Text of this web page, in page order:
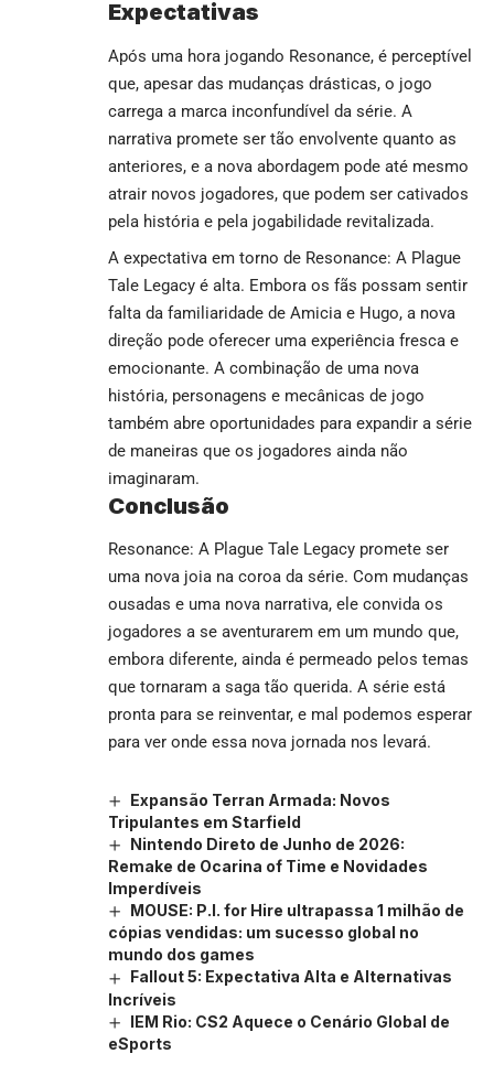
Expectativas
Após uma hora jogando Resonance, é perceptível
que, apesar das mudanças drásticas, o jogo
carrega a marca inconfundível da série. A
narrativa promete ser tão envolvente quanto as
anteriores, e a nova abordagem pode até mesmo
atrair novos jogadores, que podem ser cativados
pela história e pela jogabilidade revitalizada.
A expectativa em torno de Resonance: A Plague
Tale Legacy é alta. Embora os fãs possam sentir
falta da familiaridade de Amicia e Hugo, a nova
direção pode oferecer uma experiência fresca e
emocionante. A combinação de uma nova
história, personagens e mecânicas de jogo
também abre oportunidades para expandir a série
de maneiras que os jogadores ainda não
imaginaram.
Conclusão
Resonance: A Plague Tale Legacy promete ser
uma nova joia na coroa da série. Com mudanças
ousadas e uma nova narrativa, ele convida os
jogadores a se aventurarem em um mundo que,
embora diferente, ainda é permeado pelos temas
que tornaram a saga tão querida. A série está
pronta para se reinventar, e mal podemos esperar
para ver onde essa nova jornada nos levará.
Expansão Terran Armada: Novos
Tripulantes em Starfield
Nintendo Direto de Junho de 2026:
Remake de Ocarina of Time e Novidades
Imperdíveis
MOUSE: P.I. for Hire ultrapassa 1 milhão de
cópias vendidas: um sucesso global no
mundo dos games
Fallout 5: Expectativa Alta e Alternativas
Incríveis
IEM Rio: CS2 Aquece o Cenário Global de
eSports